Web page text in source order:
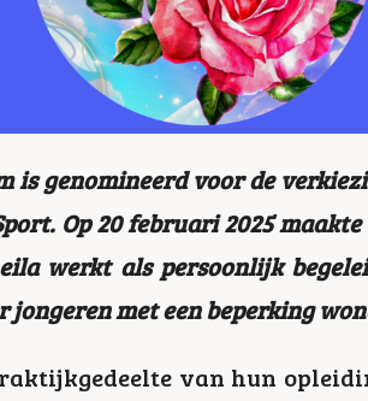
is genomineerd voor de
Op 20 februari 2025 maakte
werkt als persoonlijk
met een beperking
van hun